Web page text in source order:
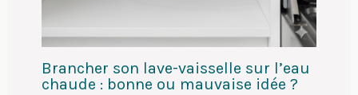
Brancher son lave-vaisselle sur l’eau
chaude : bonne ou mauvaise idée ?